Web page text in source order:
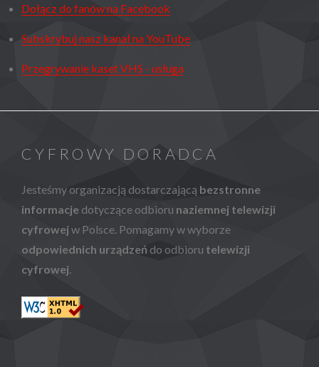
Dołącz do fanów na Facebook
Subskrybuj nasz kanał na YouTube
Przegrywanie kaset VHS - usługa
CYFROWY DORADCA
Jesteśmy organizacją dostarczającą bezstronne
informacje dotyczące odbioru naziemnej telewizji
cyfrowej w Polsce. Pomagamy w wyborze
odpowiednich urządzeń do odbioru telewizji
cyfrowej